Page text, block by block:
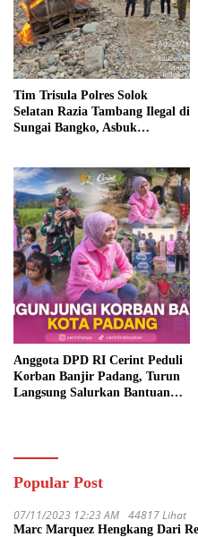
Tim Trisula Polres Solok
Selatan Razia Tambang Ilegal di
Sungai Bangko, Asbuk
Anggota DPD RI Cerint Peduli
Korban Banjir Padang, Turun
Langsung Salurkan Bantuan
Popular Post
07/11/2023 12:23 AM 44817 Lihat
Marc Marquez Hengkang Dari